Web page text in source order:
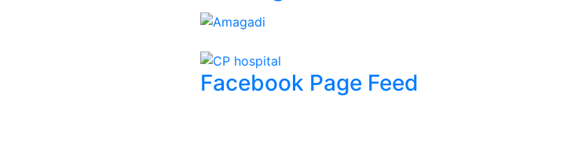
Facebook Page Feed